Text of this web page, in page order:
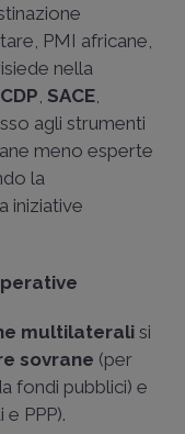
PMI africane,
nella
CDP SACE
agli strumenti
meno esperte
la
iniziative
multilaterali si
sovrane (per
fondi pubblici) e
PPP).